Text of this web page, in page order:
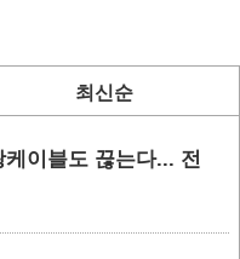
최신순
이블도 끊는다... 전